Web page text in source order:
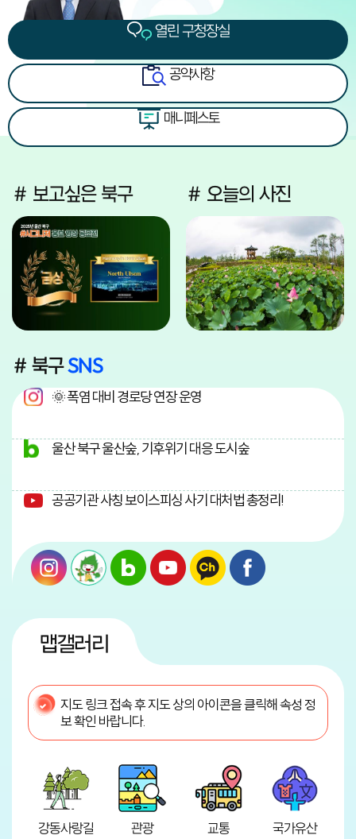
열린 구청장실
공약사항
매니페스토
# 보고싶은 북구 # 오늘의 사진
# 북구SNS
🌞 폭염 대비 경로당 연장 운영
울산 북구 울산숲, 기후위기 대응 도시숲
공공기관 사칭 보이스피싱 사기 대처법 총정리!
맵갤러리
지도 링크 접속 후 지도 상의 아이콘을 클릭해 속성 정
보 확인 바랍니다.
강동사랑길 관광 교통 국가유산